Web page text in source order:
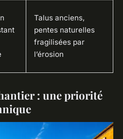
Talus anciens,
pentes naturelles
fragilisées par
l’érosion
: une priorité